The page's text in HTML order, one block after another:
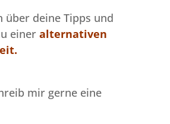
über deine Tipps und
eineralternativen
mir gerne eine